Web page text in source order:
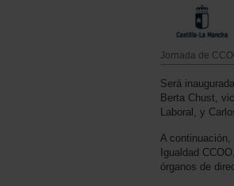
Jornada de
Será
Berta Chust,
Laboral, y
A
Igualdad
órganos de